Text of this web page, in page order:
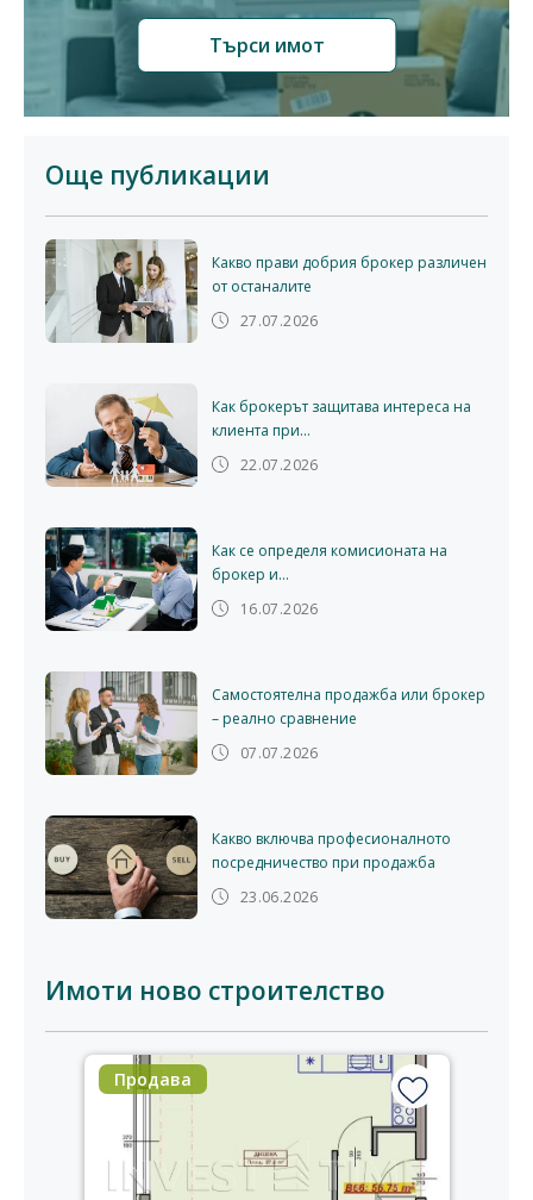
Търси имот
Още публикации
Какво прави добрия брокер различен
от останалите
27.07.2026
Как брокерът защитава интереса на
клиента при...
22.07.2026
Как се определя комисионата на
брокер и...
16.07.2026
Самостоятелна продажба или брокер
– реално сравнение
07.07.2026
Какво включва професионалното
посредничество при продажба
23.06.2026
Имоти ново строителство
Продава